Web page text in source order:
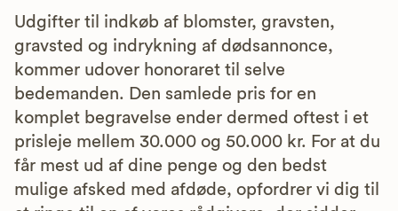
Udgifter til indkøb af blomster, gravsten,
gravsted og indrykning af dødsannonce,
kommer udover honoraret til selve
bedemanden. Den samlede pris for en
komplet begravelse ender dermed oftest i et
prisleje mellem 30.000 og 50.000 kr. For at du
får mest ud af dine penge og den bedst
mulige afsked med afdøde, opfordrer vi dig til